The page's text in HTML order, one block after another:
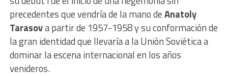
precedentes que vendría de la mano deAnatoly
Tarasova partir de 1957-1958 y su conformación de
la gran identidad que llevaría a la Unión Soviética a
dominar la escena internacional en los años
venideros.